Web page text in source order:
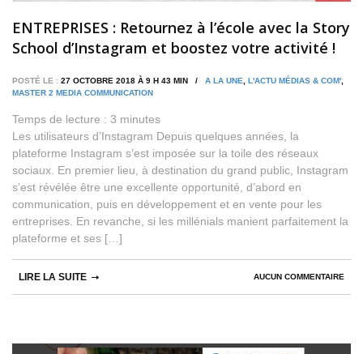
ENTREPRISES : Retournez à l’école avec la Story
School d’Instagram et boostez votre activité !
POSTÉ LE : 27 OCTOBRE 2018 À 9 H 43 MIN / A LA UNE L'ACTU MÉDIAS & COM'
MASTER 2 MEDIA COMMUNICATION
Temps de lecture : 3 minutes
Les utilisateurs d’Instagram Depuis quelques années, la
plateforme Instagram s’est imposée sur la toile des réseaux
sociaux. En premier lieu, à destination du grand public, Instagram
s’est révélée être une excellente opportunité, d’abord en
communication, puis en développement et en vente pour les
entreprises. En revanche, si les millénials manient parfaitement la
plateforme et ses […]
AUCUN COMMENTAIRE
LIRE LA SUITE